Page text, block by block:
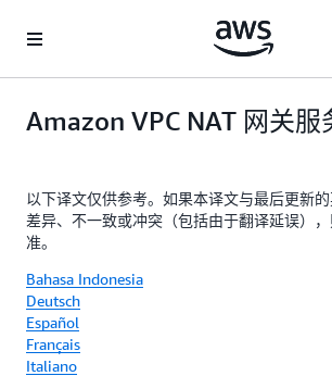
Amazon VPC NAT 网关服
以下译文仅供参考。如果本译文与最后更新
差异、不一致或冲突（包括由于翻译延误）
准。
Bahasa Indonesia
Deutsch
Español
Français
Italiano